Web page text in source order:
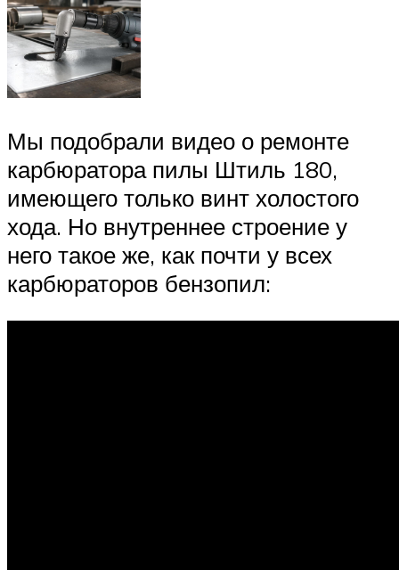
Мы подобрали видео о ремонте
карбюратора пилы Штиль 180,
имеющего только винт холостого
хода. Но внутреннее строение у
него такое же, как почти у всех
карбюраторов бензопил: